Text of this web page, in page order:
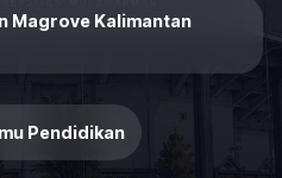
Magrove Kalimantan
Pendidikan